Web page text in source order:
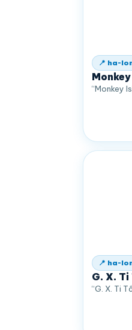
📍 ha-
“Monkey
📍 ha-
G. X. Ti
“G. X. Ti